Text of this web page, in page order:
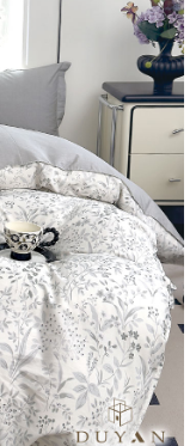
動跳轉到大哥付的交易
截止日，確認付款後即完
確認頁面所載為準。
通過，訂單將自動取
你分期系統評分，恕無
月結算日後寄送繳費提
灣大直營門市／銀行轉
稱本公司）所提供，讓
商店將買賣／分期付款
交帳款。
的，商店將以您的個人
項蒐集、處理及利用，
核對及更正。
userRule
付方式。 讓您購物簡單
轉至「AFTEE先享後付」
結帳。
連結，可透過四大超商／
易完成。
您需要取消訂單，請聯絡
效，需透過AFTEE先享
面顯示為準，若有關於
聯繫「AFTEE先享後付
support/home
會員專區綁定中華電信
費金額 (1點等於1元)。